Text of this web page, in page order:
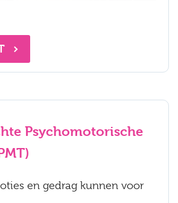
Psychomotorische
en gedrag kunnen voor